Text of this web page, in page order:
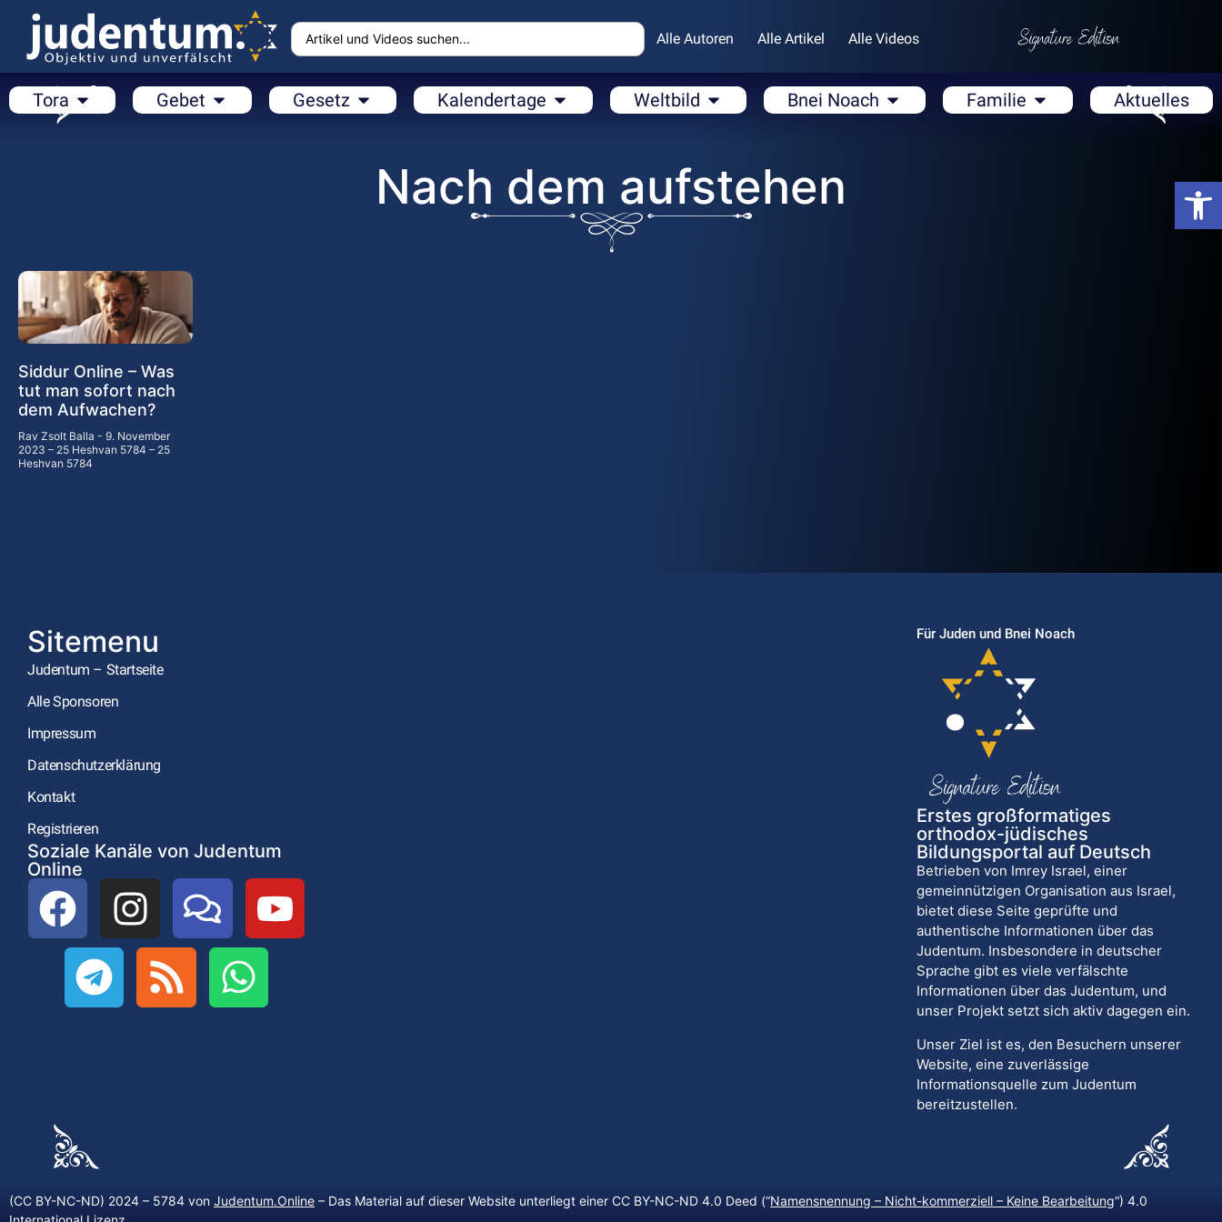
Alle Autoren Alle Artikel Alle Videos
Tora Gebet Gesetz Kalendertage Weltbild Bnei Noach Familie Aktuelles
Nach dem aufstehen
Siddur Online – Was
tut man sofort nach
dem Aufwachen?
Rav Zsolt Balla
9. November
2023 – 25 Heshvan 5784 – 25
Heshvan 5784
Sitemenu
Judentum – Startseite
Alle Sponsoren
Impressum
Datenschutzerklärung
Kontakt
Registrieren
Soziale Kanäle von Judentum
Online
Für Juden und Bnei Noach
Erstes großformatiges
orthodox-jüdisches
Bildungsportal auf Deutsch
Betrieben von Imrey Israel, einer
gemeinnützigen Organisation aus Israel,
bietet diese Seite geprüfte und
authentische Informationen über das
Judentum. Insbesondere in deutscher
Sprache gibt es viele verfälschte
Informationen über das Judentum, und
unser Projekt setzt sich aktiv dagegen ein.
Unser Ziel ist es, den Besuchern unserer
Website, eine zuverlässige
Informationsquelle zum Judentum
bereitzustellen.
(CC BY-NC-ND) 2024 – 5784 von Judentum.Online – Das Material auf dieser Website unterliegt einer CC BY-NC-ND 4.0 Deed (“Namensnennung – Nicht-kommerziell – Keine Bearbeitung“) 4.0